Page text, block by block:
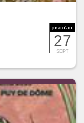
jusqu'au
27
SEPT